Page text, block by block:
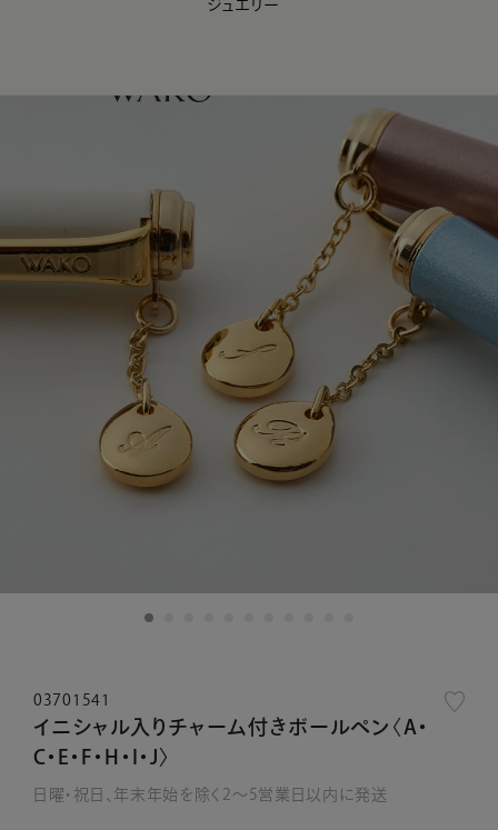
WAKO Membership Program連携はこちら
ジュエリー
03701541
イニシャル入りチャーム付きボールペン〈A・
C・E・F・H・I・J〉
日曜・祝日、年末年始を除く2～5営業日以内に発送